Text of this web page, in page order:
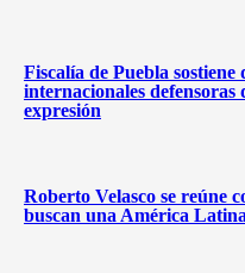
Fiscalía de Puebla
internacionales
expresión
Roberto Velasco se reúne
buscan una América